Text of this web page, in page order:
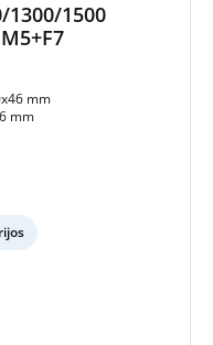
1300/1500
mm
mm